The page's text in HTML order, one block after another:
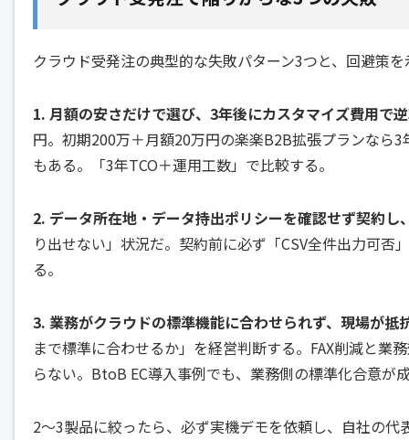
クラウド受発注の典型的な失敗パターン3つと、回避策を
1. 月額の安さだけで選び、3年後にカスタマイズ費用で
円。初期200万＋月額20万円の楽楽B2B拡張プランなら
もある。「3年TCO＋運用工数」で比較する。
2. データ所在地・データ持出ポリシーを確認せず契約し
り出せない」状況だ。契約前に必ず「CSV全件出力可
る。
3. 業務がクラウドの標準機能に合わせられず、現場が抵
まで標準に合わせるか」を経営判断する。FAX削減と
らない。 BtoB EC導入事例でも、業務側の標準化合意が
2〜3製品に絞ったら、必ず実機デモを依頼し、自社の